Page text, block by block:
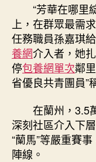
“芳華在哪里
上，在群眾最需
任務職員孫嘉琪
養網介入者，她
停包養網單次鄰
省優良共青團員”
在蘭州，3.5
深刻社區介入下
“蘭馬”等嚴重賽
陣線。